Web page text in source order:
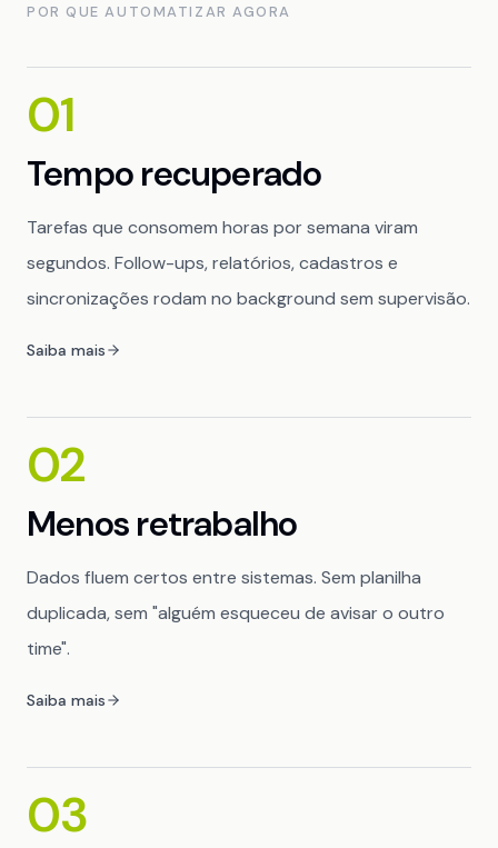
POR QUE AUTOMATIZAR AGORA
01
Tempo recuperado
Tarefas que consomem horas por semana viram
segundos. Follow-ups, relatórios, cadastros e
sincronizações rodam no background sem supervisão.
Saiba mais
02
Menos retrabalho
Dados fluem certos entre sistemas. Sem planilha
duplicada, sem "alguém esqueceu de avisar o outro
time".
Saiba mais
03